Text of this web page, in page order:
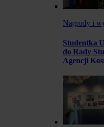
Nagrody i
Studentka
do Rady
Agencji